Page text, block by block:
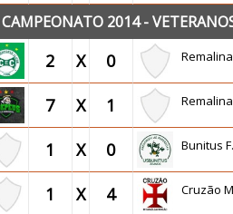
CAMPEONATO 2014 -
2 X 0 Remalina
7 X 1 Remalina
1 X 0 Bunitus
1 X 4 Cruzão